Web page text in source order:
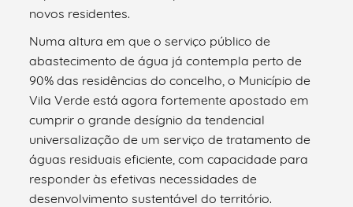
novos residentes.
Numa altura em que o serviço público de
abastecimento de água já contempla perto de
90% das residências do concelho, o Município de
Vila Verde está agora fortemente apostado em
cumprir o grande desígnio da tendencial
universalização de um serviço de tratamento de
águas residuais eficiente, com capacidade para
responder às efetivas necessidades de
desenvolvimento sustentável do território.